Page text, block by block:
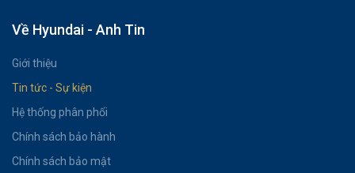
Về Hyundai - Anh Tin
Giới thiệu
Tin tức - Sự kiện
Hệ thống phân phối
Chính sách bảo hành
Chính sách bảo mật